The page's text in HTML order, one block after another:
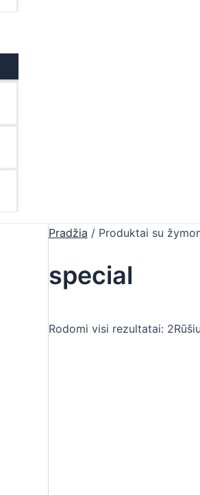
Pradžia / Produktai su
special
Rodomi visi rezultatai: 2